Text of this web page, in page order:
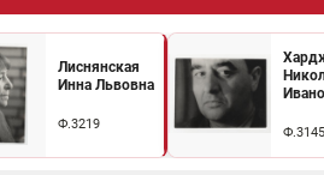
Лиснянская
Инна Львовна
Ф.3219
Ф.3145